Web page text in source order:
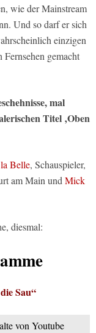
wie der Mainstream
Und so darf er sich
einzigen
Fernsehen gemacht
mal
Titel ‚Oben
Belle, Schauspieler,
am Main undMick
diesmal:
Sau“
von Youtube